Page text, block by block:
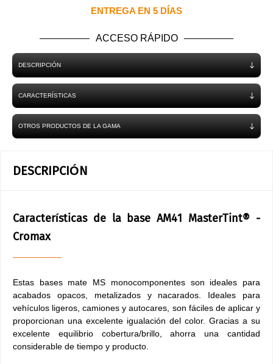
ENTREGA EN 5 DÍAS
ACCESO RÁPIDO
DESCRIPCIÓN
CARACTERÍSTICAS
OTROS PRODUCTOS DE LA GAMA
DESCRIPCIÓN
Características de la base AM41 MasterTint® -
Cromax
Estas bases mate MS monocomponentes son ideales para
acabados opacos, metalizados y nacarados. Ideales para
vehículos ligeros, camiones y autocares, son fáciles de aplicar y
proporcionan una excelente igualación del color. Gracias a su
excelente equilibrio cobertura/brillo, ahorra una cantidad
considerable de tiempo y producto.